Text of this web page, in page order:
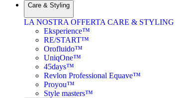
Care & Styling
LA NOSTRA OFFERTA CARE & STYLING
Eksperience™
RE/START™
Orofluido™
UniqOne™
45days™
Revlon Professional Equave™
Proyou™
Style masters™